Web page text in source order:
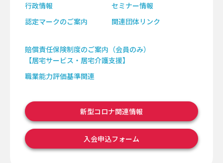
行政情報
セミナー情報
認定マークのご案内
関連団体リンク
賠償責任保険制度のご案内（会員のみ）
【居宅サービス・居宅介護支援】
職業能力評価基準関連
新型コロナ関連情報
入会申込フォーム